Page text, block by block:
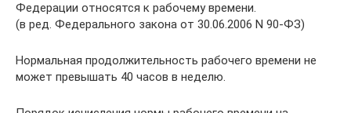
Федерации относятся к рабочему времени.
(в ред. Федерального закона от 30.06.2006 N 90-ФЗ)
Нормальная продолжительность рабочего времени не
может превышать 40 часов в неделю.